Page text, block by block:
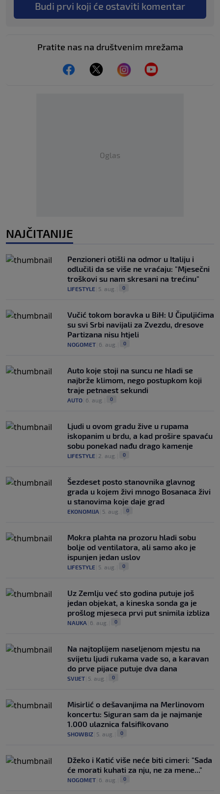
Budi prvi koji će ostaviti komentar
Pratite nas na društvenim mrežama
Oglas
NAJČITANIJE
Penzioneri otišli na odmor u Italiju i
odlučili da se više ne vraćaju: "Mjesečni
troškovi su nam skresani na trećinu"
LIFESTYLE 5. aug. 0
Vučić tokom boravka u BiH: U Čipuljićima
su svi Srbi navijali za Zvezdu, dresove
Partizana nisu htjeli
NOGOMET 6. aug. 0
Auto koje stoji na suncu ne hladi se
najbrže klimom, nego postupkom koji
traje petnaest sekundi
AUTO 6. aug. 0
Ljudi u ovom gradu žive u rupama
iskopanim u brdu, a kad prošire spavaću
sobu ponekad nađu drago kamenje
LIFESTYLE 2. aug. 0
Šezdeset posto stanovnika glavnog
grada u kojem živi mnogo Bosanaca živi
u stanovima koje daje grad
EKONOMIJA 5. aug. 0
Mokra plahta na prozoru hladi sobu
bolje od ventilatora, ali samo ako je
ispunjen jedan uslov
LIFESTYLE 5. aug. 0
Uz Zemlju već sto godina putuje još
jedan objekat, a kineska sonda ga je
prošlog mjeseca prvi put snimila izbliza
NAUKA 6. aug. 0
Na najtoplijem naseljenom mjestu na
svijetu ljudi rukama vade so, a karavan
do prve pijace putuje dva dana
SVIJET 5. aug. 0
Misirlić o dešavanjima na Merlinovom
koncertu: Siguran sam da je najmanje
1.000 ulaznica falsifikovano
SHOWBIZ 5. aug. 0
Džeko i Katić više neće biti cimeri: "Sada
će morati kuhati za nju, ne za mene..."
NOGOMET 6. aug. 0